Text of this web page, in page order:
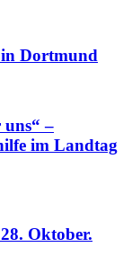
Dortmund
–
im Landtag
Oktober.